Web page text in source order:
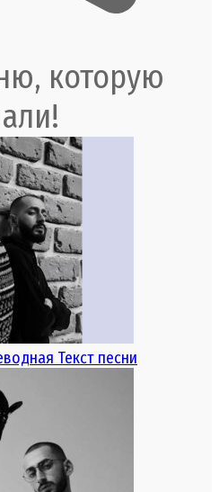
которую
Текст песни